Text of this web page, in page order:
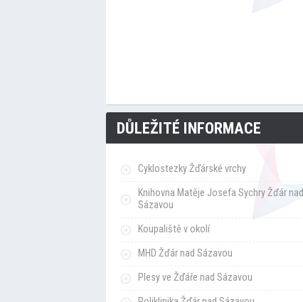
DŮLEŽITÉ INFORMACE
Cyklostezky Žďárské vrchy
Knihovna Matěje Josefa Sychry Žďár nad
Sázavou
Koupaliště v okolí
MHD Žďár nad Sázavou
Plesy ve Žďáře nad Sázavou